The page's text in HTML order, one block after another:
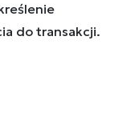
do transakcji.